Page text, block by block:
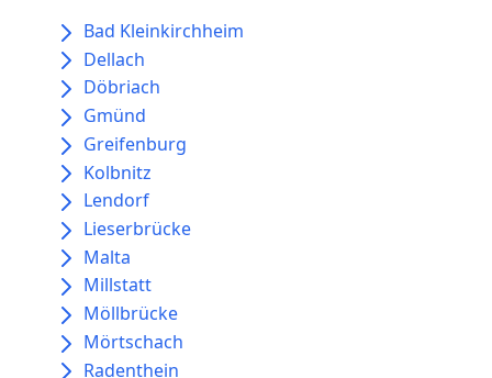
Bad Kleinkirchheim
Dellach
Döbriach
Gmünd
Greifenburg
Kolbnitz
Lendorf
Lieserbrücke
Malta
Millstatt
Möllbrücke
Mörtschach
Radenthein